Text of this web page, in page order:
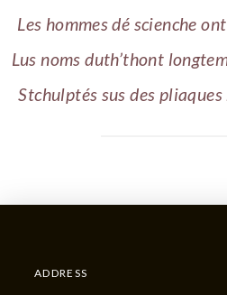
Les hommes dé scienche
Lus noms duth’thont
Stchulptés sus des
ADDRESS